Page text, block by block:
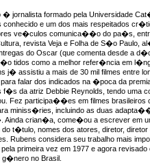
� jornalista formado pela Universidade
e um dos mais respeitados
ve�culos comunica��o do pa�s,
revista Veja e Folha de S�o Paulo,
do Oscar (que comenta desde a
tidos como a melhor refer�ncia em
j� assistiu a mais de 30 mil filmes entre
para falar dos indicados na �poca da
f�s da atriz Debbie Reynolds, tendo uma
Fez participa��es em filmes brasileiros
miniss�ries, incluindo as duas
crian�a, come�ou a escrever em
t�tulo, nomes dos atores, diretor, diretor
Rubens considera seu trabalho mais
primeira vez em 1977 e agora
no Brasil.